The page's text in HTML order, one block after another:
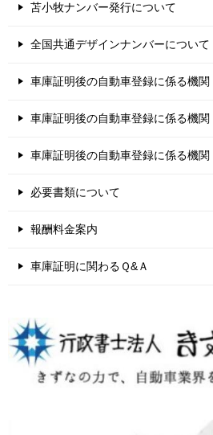
苫小牧ナンバー発行について
全国共通デザインナンバーについて
車庫証明後の自動車登録に係る機関
車庫証明後の自動車登録に係る機関
車庫証明後の自動車登録に係る機関
必要書類について
報酬料金案内
車庫証明に関わるＱ&Ａ